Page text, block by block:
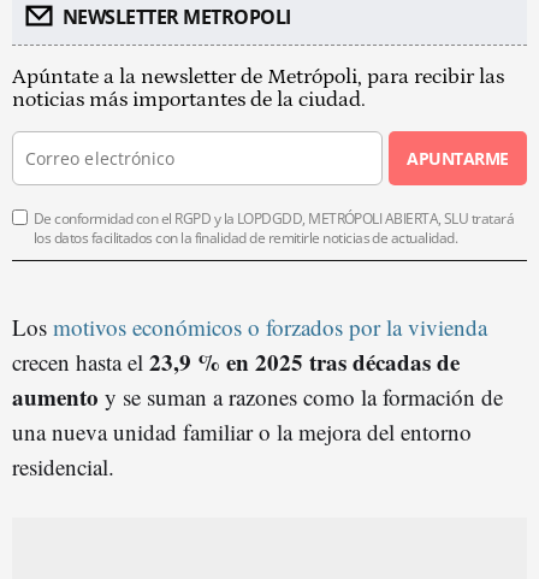
NEWSLETTER METROPOLI
Apúntate a la newsletter de Metrópoli, para recibir las
noticias más importantes de la ciudad.
APUNTARME
De conformidad con el RGPD y la LOPDGDD, METRÓPOLI ABIERTA, SLU tratará
los datos facilitados con la finalidad de remitirle noticias de actualidad.
Los motivos económicos o forzados por la vivienda
crecen hasta el 23,9 % en 2025 tras décadas de
aumento y se suman a razones como la formación de
una nueva unidad familiar o la mejora del entorno
residencial.